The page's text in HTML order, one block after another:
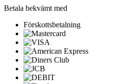
Betala bekvämt med
Förskottsbetalning